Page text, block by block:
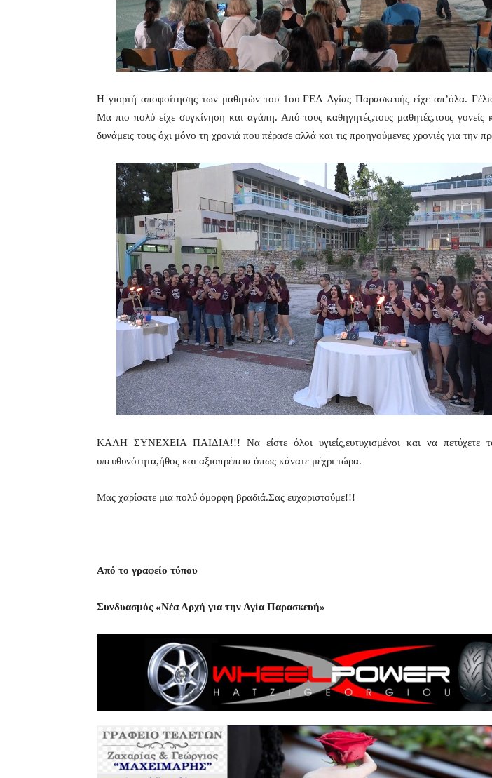
Η γιορτή αποφοίτησης των μαθητών του 1ου ΓΕΛ Αγίας Παρασκευής είχε απ’όλα.
Μα πιο πολύ είχε συγκίνηση και αγάπη. Από τους καθηγητές,τους μαθητές,τους γονείς
δυνάμεις τους όχι μόνο τη χρονιά που πέρασε αλλά και τις προηγούμενες χρονιές για την
ΚΑΛΗ ΣΥΝΕΧΕΙΑ ΠΑΙΔΙΑ!!! Να είστε όλοι υγιείς,ευτυχισμένοι και να πετύχετε
υπευθυνότητα,ήθος και αξιοπρέπεια όπως κάνατε μέχρι τώρα.
Μας χαρίσατε μια πολύ όμορφη βραδιά.Σας ευχαριστούμε!!!
Από το γραφείο τύπου
Συνδυασμός «Νέα Αρχή για την Αγία Παρασκευή»